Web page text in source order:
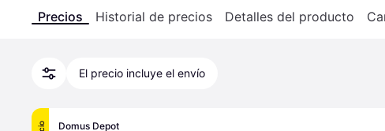
Precios Historial de precios Detalles del producto
El precio incluye el envío
Domus Depot